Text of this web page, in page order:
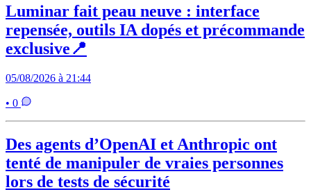
Luminar fait peau neuve : interface
repensée, outils IA dopés et précommande
exclusive📍
05/08/2026 à 21:44
• 0
Des agents d’OpenAI et Anthropic ont
tenté de manipuler de vraies personnes
lors de tests de sécurité